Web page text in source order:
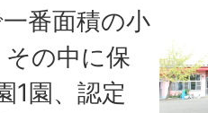
番面積の小
の中に保
1園、認定